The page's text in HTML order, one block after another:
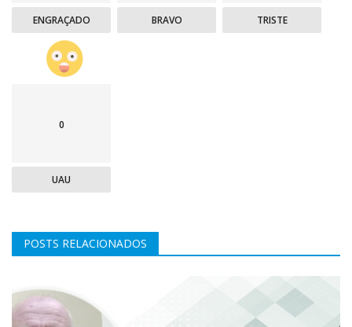
ENGRAÇADO BRAVO TRISTE
0
UAU
POSTS RELACIONADOS